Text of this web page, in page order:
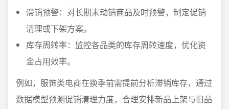
滞销预警：对长期未动销商品及时预警，制定促销
清理或下架方案。
库存周转率：监控各品类的库存周转速度，优化资
金占用效率。
例如，服饰类电商在换季前需提前分析滞销库存，通过
数据模型预测促销清理力度，合理安排新品上架与旧品